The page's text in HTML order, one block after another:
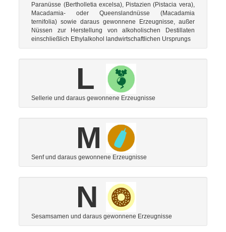
Paranüsse (Bertholletia excelsa), Pistazien (Pistacia vera),
Macadamia- oder Queenslandnüsse (Macadamia
ternifolia) sowie daraus gewonnene Erzeugnisse, außer
Nüssen zur Herstellung von alkoholischen Destillaten
einschließlich Ethylalkohol landwirtschaftlichen Ursprungs
L
Sellerie und daraus gewonnene Erzeugnisse
M
Senf und daraus gewonnene Erzeugnisse
N
Sesamsamen und daraus gewonnene Erzeugnisse